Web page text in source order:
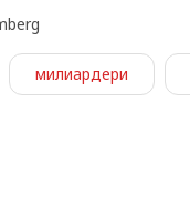
милиардери